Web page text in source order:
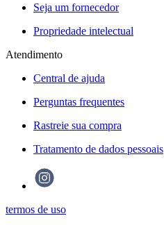
Seja um fornecedor
Propriedade intelectual
Atendimento
Central de ajuda
Perguntas frequentes
Rastreie sua compra
Tratamento de dados pessoais
termos de uso